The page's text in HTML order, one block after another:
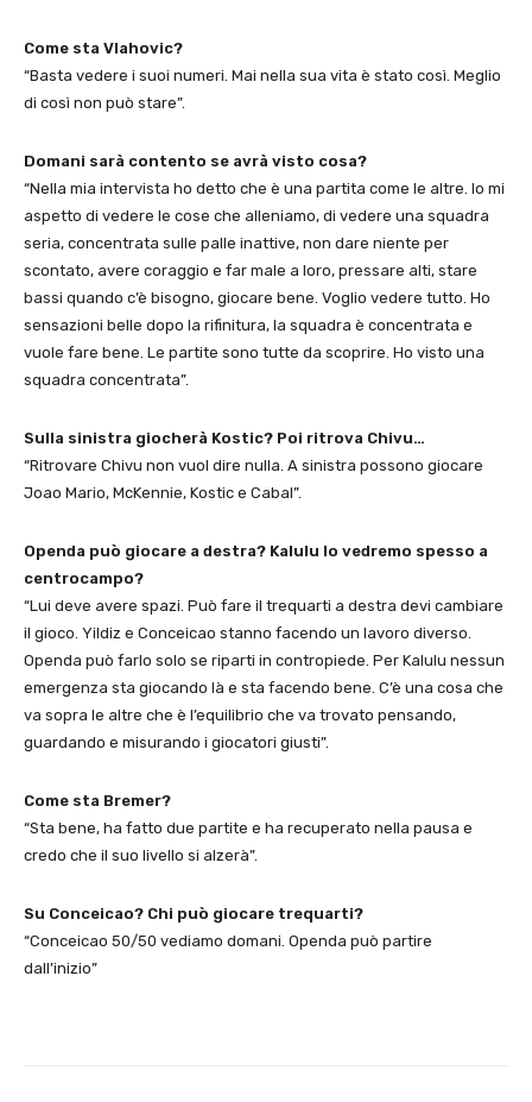
Come sta Vlahovic?
“Basta vedere i suoi numeri. Mai nella sua vita è stato così. Meglio
di così non può stare”.
Domani sarà contento se avrà visto cosa?
“Nella mia intervista ho detto che è una partita come le altre. Io mi
aspetto di vedere le cose che alleniamo, di vedere una squadra
seria, concentrata sulle palle inattive, non dare niente per
scontato, avere coraggio e far male a loro, pressare alti, stare
bassi quando c’è bisogno, giocare bene. Voglio vedere tutto. Ho
sensazioni belle dopo la rifinitura, la squadra è concentrata e
vuole fare bene. Le partite sono tutte da scoprire. Ho visto una
squadra concentrata”.
Sulla sinistra giocherà Kostic? Poi ritrova Chivu…
“Ritrovare Chivu non vuol dire nulla. A sinistra possono giocare
Joao Mario, McKennie, Kostic e Cabal”.
Openda può giocare a destra? Kalulu lo vedremo spesso a
centrocampo?
“Lui deve avere spazi. Può fare il trequarti a destra devi cambiare
il gioco. Yildiz e Conceicao stanno facendo un lavoro diverso.
Openda può farlo solo se riparti in contropiede. Per Kalulu nessun
emergenza sta giocando là e sta facendo bene. C’è una cosa che
va sopra le altre che è l’equilibrio che va trovato pensando,
guardando e misurando i giocatori giusti”.
Come sta Bremer?
“Sta bene, ha fatto due partite e ha recuperato nella pausa e
credo che il suo livello si alzerà”.
Su Conceicao? Chi può giocare trequarti?
“Conceicao 50/50 vediamo domani. Openda può partire
dall’inizio”